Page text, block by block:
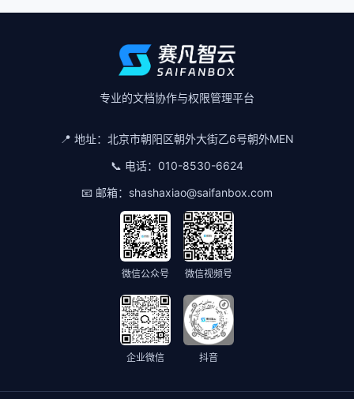
专业的文档协作与权限管理平台
📍 地址： 北京市朝阳区朝外大街乙6号朝外MEN
📞 电话： 010-8530-6624
📧 邮箱： shashaxiao@saifanbox.com
微信公众号 微信视频号
企业微信 抖音